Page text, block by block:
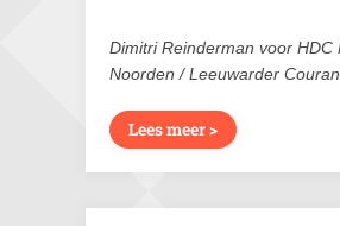
Dimitri Reinderman voor
Noorden / Leeuwarder
Lees meer >